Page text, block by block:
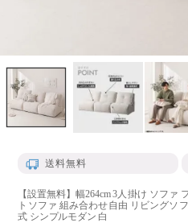
送料無料
【設置無料】幅264cm 3人掛け ソファ
トソファ 組み合わせ自由 リビングソ
式 シンプルモダン 白